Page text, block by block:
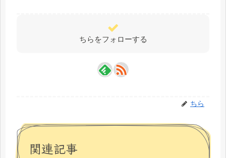
ちらをフォローする
ちら
関連記事